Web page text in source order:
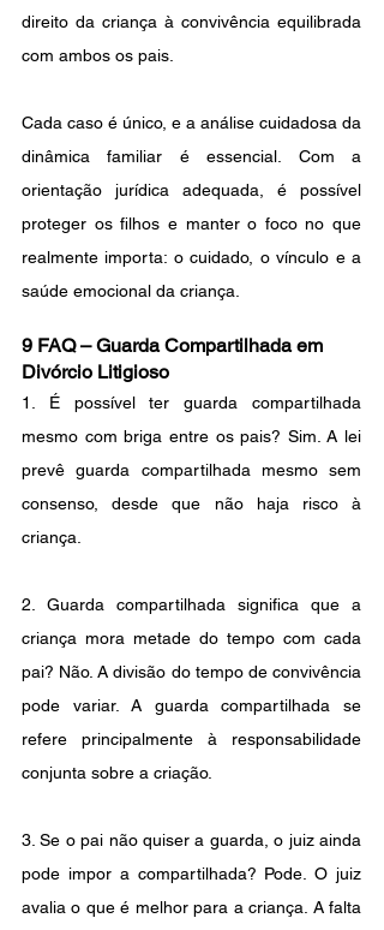
direito da criança à convivência equilibrada
com ambos os pais.
Cada caso é único, e a análise cuidadosa da
dinâmica familiar é essencial. Com a
orientação jurídica adequada, é possível
proteger os filhos e manter o foco no que
realmente importa: o cuidado, o vínculo e a
saúde emocional da criança.
9 FAQ – Guarda Compartilhada em
Divórcio Litigioso
1. É possível ter guarda compartilhada
mesmo com briga entre os pais? Sim. A lei
prevê guarda compartilhada mesmo sem
consenso, desde que não haja risco à
criança.
2. Guarda compartilhada significa que a
criança mora metade do tempo com cada
pai? Não. A divisão do tempo de convivência
pode variar. A guarda compartilhada se
refere principalmente à responsabilidade
conjunta sobre a criação.
3. Se o pai não quiser a guarda, o juiz ainda
pode impor a compartilhada? Pode. O juiz
avalia o que é melhor para a criança. A falta